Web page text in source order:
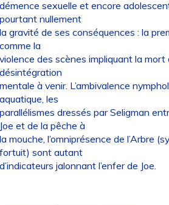
sexuelle et encore
nullement
gravité de ses conséquences : la
la
des scènes impliquant la mort
à venir. L’ambivalence
les
dressés par Seligman
et de la pêche à
mouche, l’omniprésence de l’Arbre
sont autant
jalonnant l’enfer de Joe.